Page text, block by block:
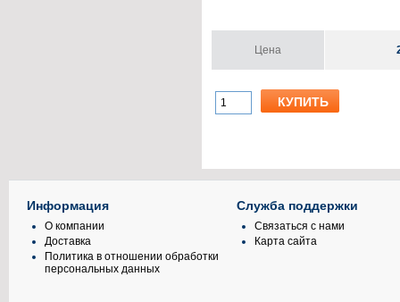
Цена
Информация
О компании
Доставка
Политика в отношении обработки
персональных данных
Служба поддержки
Связаться с нами
Карта сайта